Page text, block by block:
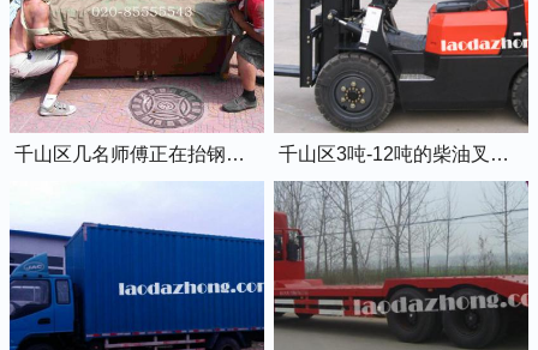
千山区几名师傅正在抬钢琴上楼 千山区3吨-12吨的柴油叉车出租